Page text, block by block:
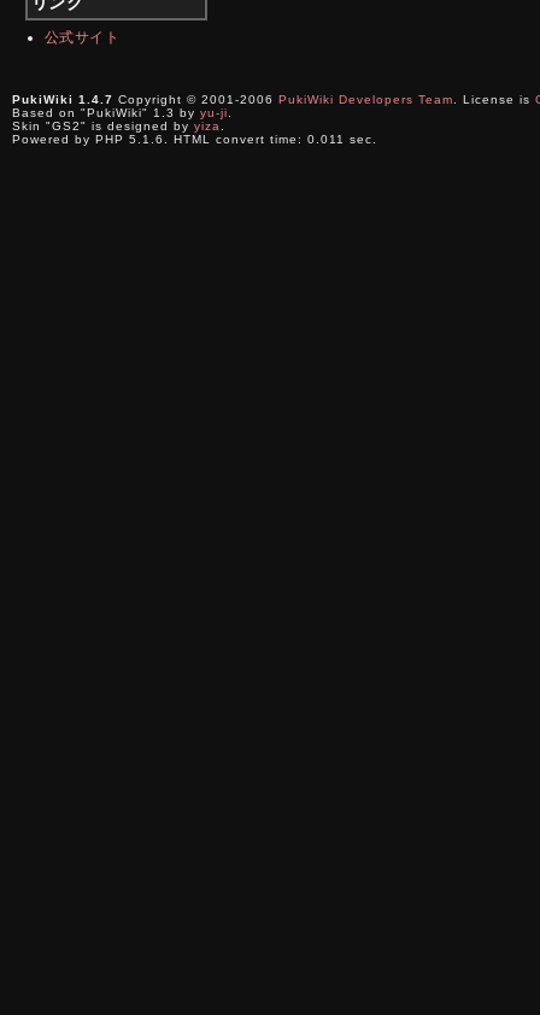
公式サイト
PukiWiki 1.4.7 Copyright © 2001-2006 PukiWiki Developers Team . License is
Based on "PukiWiki" 1.3 by yu-ji
Skin "GS2" is designed by yiza
Powered by PHP 5.1.6. HTML convert time: 0.011 sec.